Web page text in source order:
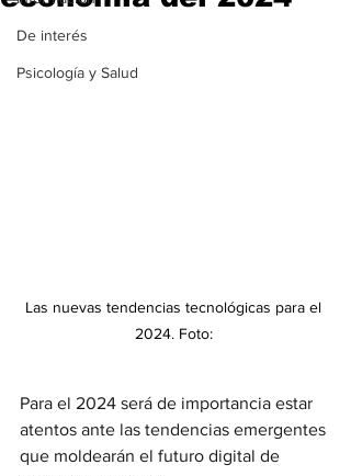
De interés
Psicología y Salud
Las nuevas tendencias tecnológicas para el
2024. Foto:
Para el 2024 será de importancia estar
atentos ante las tendencias emergentes
que moldearán el futuro digital de